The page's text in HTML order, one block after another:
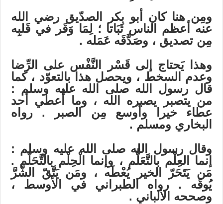
ومِن هنا كان أبو بكر الصدّيق رضي الله
عنه أعظم الناس ثَبَاتا ؛ لِمَا وَقَر في قَلبِه
مِن تصديق ، وصَدَّقَه عَمَله .
وهذا يَحتاج إلى قَسْر النَّفْس على الرِّضا
وعدم السخط ، ويحصل هذا بالتعوّد ، كما
قال رسول الله صلى الله عليه وسلم :
من يتصبر يصبره الله ، وما أُعطي أحد
عطاء خيرا وأوسع مِن الصبر . رواه
البخاري ومسلم .
وقال رسول الله صلى الله عليه وسلم :
إنما العِلْم بالتَّعَلُّم ، وإنما الْحِلْم بالتَّحَلّم .
مَن يَتَحَرّ الخير يُعْطَه ، ومَن يَتَّقّ الشَّرَّ
يُوقَه . رواه الطبراني في الأوسط ،
وصححه الألباني .